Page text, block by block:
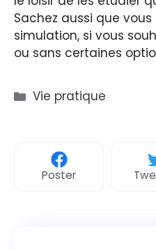
Sachez aussi que
simulation, si vous
ou sans certaines
Catégories
Vie pratique
Poster